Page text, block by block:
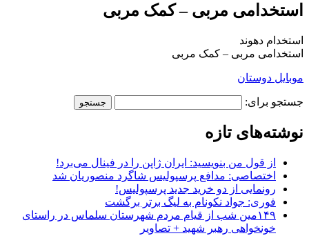
استخدامی مربی – کمک مربی
استخدام دهوند
استخدامی مربی – کمک مربی
موبایل دوستان
جستجو برای:
نوشته‌های تازه
از قول من بنویسید: ایران ژاپن را در فینال می‌برد!
اختصاصی: مدافع پرسپولیس شاگرد منصوریان شد
رونمایی از دو خرید جدید پرسپولیس!
فوری: جواد نکونام به لیگ برتر برگشت
۱۴۹مین شب از قیام مردم شهرستان سلماس در راستای
خونخواهی رهبر شهید + تصاویر